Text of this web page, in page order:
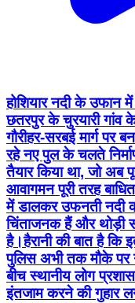
होशियार नदी के उफान में
छतरपुर के चुरयारी गांव
गौरीहर-सरबई मार्ग पर
रहे नए पुल के चलते
तैयार किया था, जो अब
आवागमन पूरी तरह
में डालकर उफनती नदी
चिंताजनक हैं और थोड़ी
है।हैरानी की बात है कि
पुलिस अभी तक मौके पर
बीच स्थानीय लोग
इंतजाम करने की गुहार